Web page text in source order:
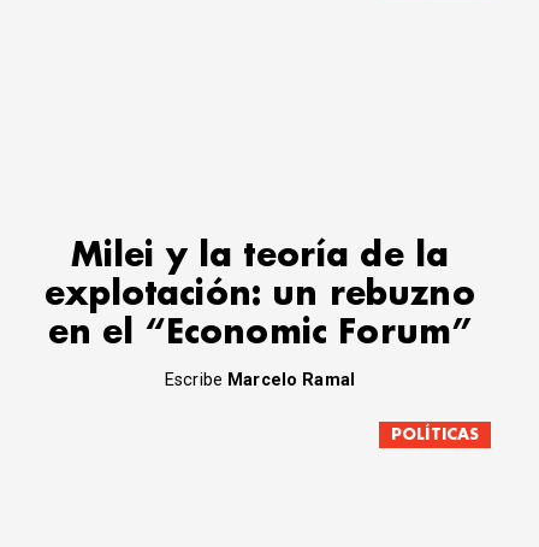
Milei y la teoría de la
explotación: un rebuzno
en el “Economic Forum”
Escribe Marcelo Ramal
POLÍTICAS